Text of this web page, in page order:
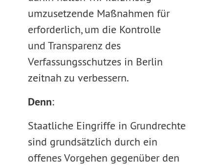
umzusetzende Maßnahmen für
erforderlich, um die Kontrolle
und Transparenz des
Verfassungsschutzes in Berlin
zeitnah zu verbessern.
Denn:
Staatliche Eingriffe in Grundrechte
sind grundsätzlich durch ein
offenes Vorgehen gegenüber den